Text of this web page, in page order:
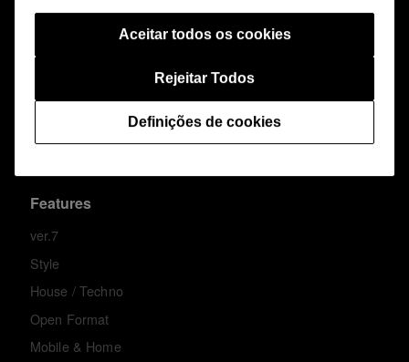
Português
Features
ver.7
Style
House / Techno
Open Format
Mobile & Home
Definições de cookies
Rejeitar Todos
Aceitar todos os cookies